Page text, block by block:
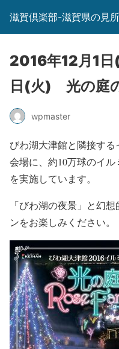
滋賀倶楽部-滋賀県の見
2016年12月1
日(火) 光の庭
wpmaster
びわ湖大津館と隣接す
会場に、約10万球のイ
を実施しています。
「びわ湖の夜景」と幻
ンをお楽しみください。